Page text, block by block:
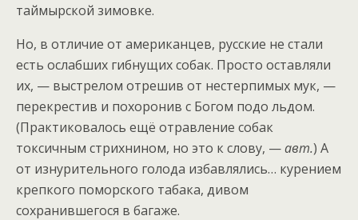
таймырской зимовке.
Но, в отличие от американцев, русские не стали
есть ослабших гибнущих собак. Просто оставляли
их, — выстрелом отрешив от нестерпимых мук, —
перекрестив и похоронив с Богом подо льдом.
(Практиковалось ещё отравление собак
токсичным стрихнином, но это к слову, —авт.) А
от изнурительного голода избавлялись… курением
крепкого поморского табака, дивом
сохранившегося в багаже.